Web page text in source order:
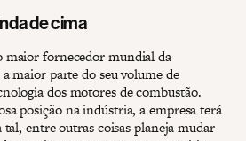
de cima
maior fornecedor mundial da
maior parte do seu volume de
dos motores de combustão.
posição na indústria, a empresa terá
entre outras coisas planeja mudar